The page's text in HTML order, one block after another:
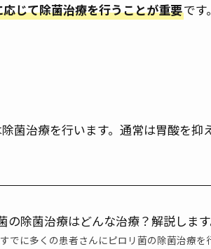
じて除菌治療を行うことが重要です。
菌治療を行います。通常は胃酸を抑
の除菌治療はどんな治療？解説します
でに多くの患者さんにピロリ菌の除菌治療